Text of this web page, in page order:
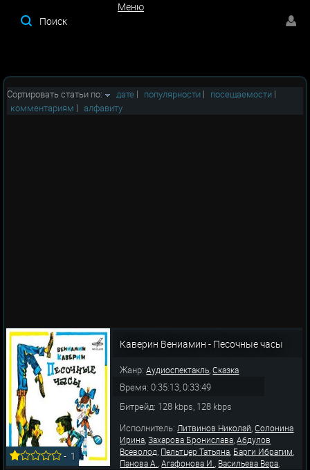
Меню
Сортировать статьи по: дате | популярности | посещаемости |
комментариям | алфавиту
- 1
Каверин Вениамин - Песочные часы
Жанр:Аудиоспектакль,Сказка
Время: 0:35:13, 0:33:49
Битрейд: 128 kbps, 128 kbps
Исполнитель:Литвинов Николай,Солонина
Ирина,Захарова Бронислава,Абдулов
Всеволод, Пельтцер Татьяна, Барги Ибрагим,
Панова А. ,Агафонова И. , Васильева Вера,